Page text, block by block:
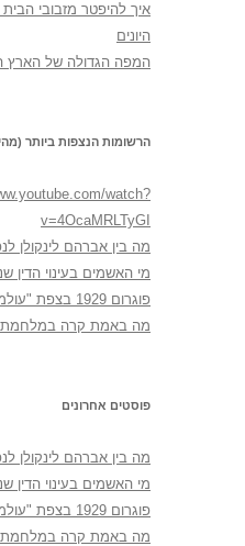
איך להיפטר מזבובי
היונים
המפה הגדולה של הארץ
הרשומות הנצפות ביותר
watch?
v=4OcaMRLTyGI
מה בין אברהם לינקולן
מי האשמים בעינוי הדין
פוגרום 1929 בצפת "עולמנו חרב עלינו"
מה באמת קרה במלחמת
פוסטים אחרונים
מה בין אברהם לינקולן
מי האשמים בעינוי הדין
פוגרום 1929 בצפת "עולמנו חרב עלינו"
מה באמת קרה במלחמת